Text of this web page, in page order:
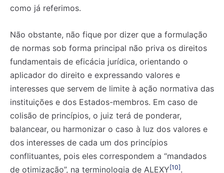
como já referimos.
Não obstante, não fique por dizer que a formulação
de normas sob forma principal não priva os direitos
fundamentais de eficácia jurídica, orientando o
aplicador do direito e expressando valores e
interesses que servem de limite à ação normativa das
instituições e dos Estados-membros. Em caso de
colisão de princípios, o juiz terá de ponderar,
balancear, ou harmonizar o caso à luz dos valores e
dos interesses de cada um dos princípios
conflituantes, pois eles correspondem a “mandados
de otimização”, na terminologia de ALEXY[10].